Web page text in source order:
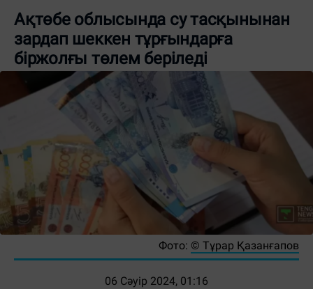
Ақтөбе облысында су тасқынынан
зардап шеккен тұрғындарға
біржолғы төлем беріледі
Фото: © Тұрар Қазанғапов
06 Сәуір 2024, 01:16